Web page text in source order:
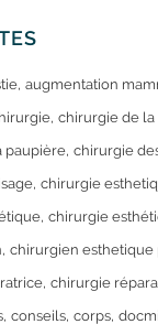
augmentation
chirurgie de la
paupière chirurgie
chirurgie
chirurgie
chirurgien esthetique
chirurgie
conseils corps